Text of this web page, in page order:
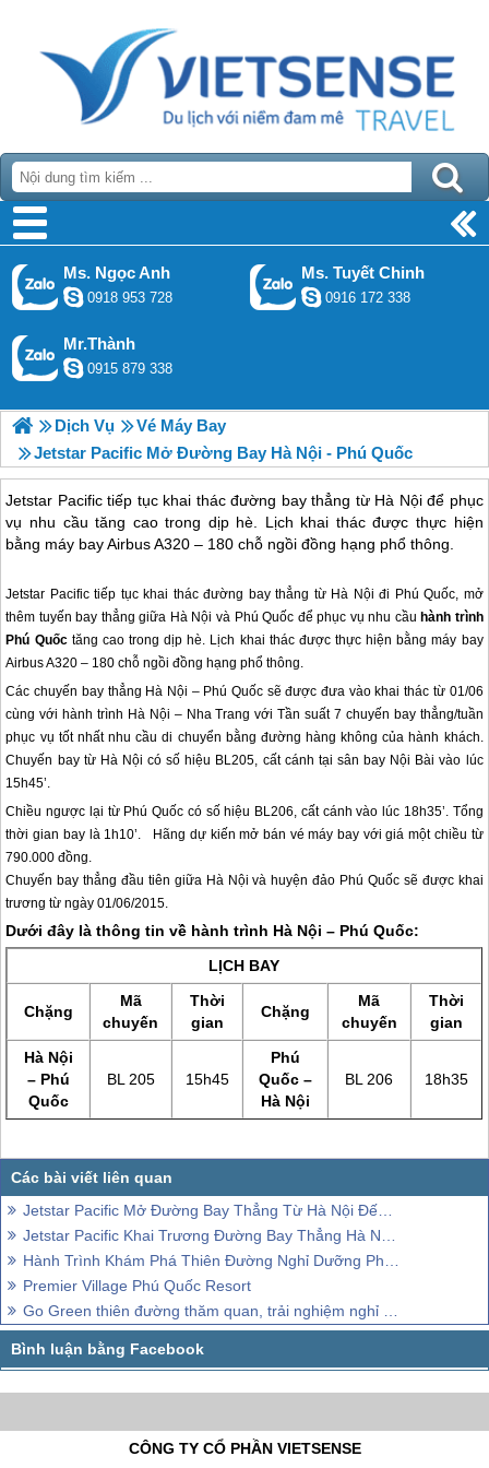
Ms. Ngọc Anh
0918 953 728
Ms. Tuyết Chinh
0916 172 338
Mr.Thành
0915 879 338
Dịch Vụ
Vé Máy Bay
Jetstar Pacific Mở Đường Bay Hà Nội - Phú Quốc
Jetstar Pacific tiếp tục khai thác đường bay thẳng từ Hà Nội để phục
vụ nhu cầu tăng cao trong dịp hè. Lịch khai thác được thực hiện
bằng máy bay Airbus A320 – 180 chỗ ngồi đồng hạng phổ thông.
Jetstar Pacific tiếp tục khai thác đường bay thẳng từ Hà Nội đi Phú Quốc, mở
thêm tuyến bay thẳng giữa Hà Nội và Phú Quốc để phục vụ nhu cầu hành trình
Phú Quốc tăng cao trong dịp hè. Lịch khai thác được thực hiện bằng máy bay
Airbus A320 – 180 chỗ ngồi đồng hạng phổ thông.
Các chuyến bay thẳng Hà Nội – Phú Quốc sẽ được đưa vào khai thác từ 01/06
cùng với hành trình Hà Nội – Nha Trang với Tần suất 7 chuyến bay thẳng/tuần
phục vụ tốt nhất nhu cầu di chuyển bằng đường hàng không của hành khách.
Chuyến bay từ Hà Nội có số hiệu BL205, cất cánh tại sân bay Nội Bài vào lúc
15h45’.
Chiều ngược lại từ Phú Quốc có số hiệu BL206, cất cánh vào lúc 18h35’. Tổng
thời gian bay là 1h10’. Hãng dự kiến mở bán vé máy bay với giá một chiều từ
790.000 đồng.
Chuyến bay thẳng đầu tiên giữa Hà Nội và huyện đảo Phú Quốcsẽ được khai
trương từ ngày 01/06/2015.
Dưới đây là thông tin về hành trình Hà Nội – Phú Quốc:
LỊCH BAY
Chặng
Mã
chuyến
Thời
gian
Chặng
Mã
chuyến
Thời
gian
Hà Nội
– Phú
Quốc
BL 205 15h45
Phú
Quốc–
Hà Nội
BL 206 18h35
Jetstar Pacific Mở Đường Bay Thẳng Từ Hà Nội Đến Phú Quốc
Jetstar Pacific Khai Trương Đường Bay Thẳng Hà Nội - Phú Quốc
Hành Trình Khám Phá Thiên Đường Nghỉ Dưỡng Phú Quốc
Premier Village Phú Quốc Resort
Go Green thiên đường thăm quan, trải nghiệm nghỉ dưỡng của Phú Quốc
CÔNG TY CỔ PHẦN VIETSENSE